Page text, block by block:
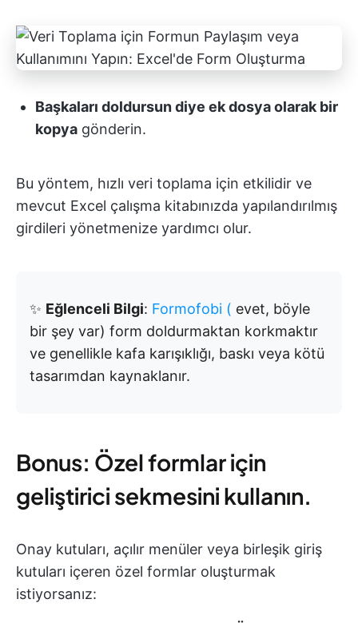
Başkaları doldursun diye ek dosya olarak bir
kopya gönderin.
Bu yöntem, hızlı veri toplama için etkilidir ve
mevcut Excel çalışma kitabınızda yapılandırılmış
girdileri yönetmenize yardımcı olur.
✨ Eğlenceli Bilgi: Formofobi ( evet, böyle
bir şey var) form doldurmaktan korkmaktır
ve genellikle kafa karışıklığı, baskı veya kötü
tasarımdan kaynaklanır.
Bonus: Özel formlar için
geliştirici sekmesini kullanın.
Onay kutuları, açılır menüler veya birleşik giriş
kutuları içeren özel formlar oluşturmak
istiyorsanız: